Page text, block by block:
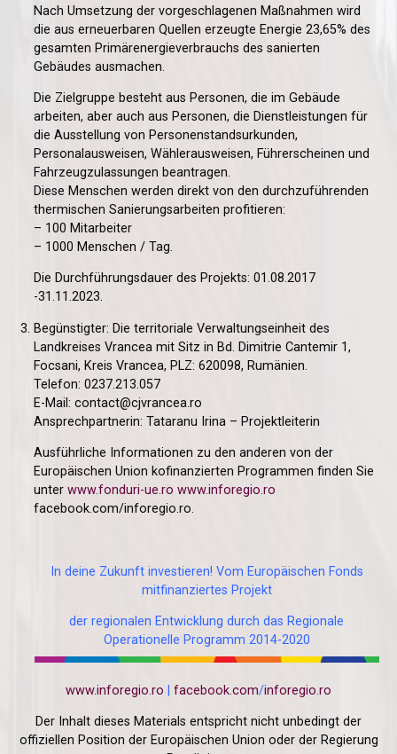
Nach Umsetzung der vorgeschlagenen Maßnahmen wird
die aus erneuerbaren Quellen erzeugte Energie 23,65% des
gesamten Primärenergieverbrauchs des sanierten
Gebäudes ausmachen.
Die Zielgruppe besteht aus Personen, die im Gebäude
arbeiten, aber auch aus Personen, die Dienstleistungen für
die Ausstellung von Personenstandsurkunden,
Personalausweisen, Wählerausweisen, Führerscheinen und
Fahrzeugzulassungen beantragen.
Diese Menschen werden direkt von den durchzuführenden
thermischen Sanierungsarbeiten profitieren:
– 100 Mitarbeiter
– 1000 Menschen / Tag.
Die Durchführungsdauer des Projekts: 01.08.2017
-31.11.2023.
Begünstigter: Die territoriale Verwaltungseinheit des
Landkreises Vrancea mit Sitz in Bd. Dimitrie Cantemir 1,
Focsani, Kreis Vrancea, PLZ: 620098, Rumänien.
Telefon: 0237.213.057
E-Mail: contact@cjvrancea.ro
Ansprechpartnerin: Tataranu Irina – Projektleiterin
Ausführliche Informationen zu den anderen von der
Europäischen Union kofinanzierten Programmen finden Sie
unter www.fonduri-ue.ro www.inforegio.ro
facebook.com/inforegio.ro.
In deine Zukunft investieren! Vom Europäischen Fonds
mitfinanziertes Projekt
der regionalen Entwicklung durch das Regionale
Operationelle Programm 2014-2020
www.inforegio.ro facebook.com/inforegio.ro
Der Inhalt dieses Materials entspricht nicht unbedingt der
offiziellen Position der Europäischen Union oder der Regierung